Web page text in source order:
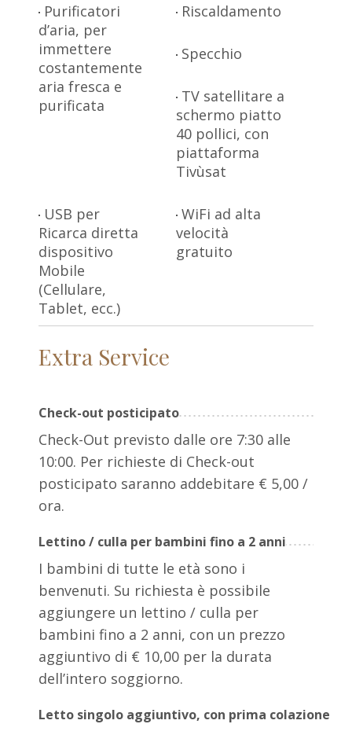
Purificatori
d’aria, per
immettere
costantemente
aria fresca e
purificata
Riscaldamento
Specchio
TV satellitare a
schermo piatto
40 pollici, con
piattaforma
Tivùsat
USB per
Ricarca diretta
dispositivo
Mobile
(Cellulare,
Tablet, ecc.)
WiFi ad alta
velocità
gratuito
Extra Service
Check-out posticipato
Check-Out previsto dalle ore 7:30 alle
10:00. Per richieste di Check-out
posticipato saranno addebitare € 5,00 /
ora.
Lettino / culla per bambini fino a 2 anni
I bambini di tutte le età sono i
benvenuti. Su richiesta è possibile
aggiungere un lettino / culla per
bambini fino a 2 anni, con un prezzo
aggiuntivo di € 10,00 per la durata
dell’intero soggiorno.
Letto singolo aggiuntivo, con prima colazione